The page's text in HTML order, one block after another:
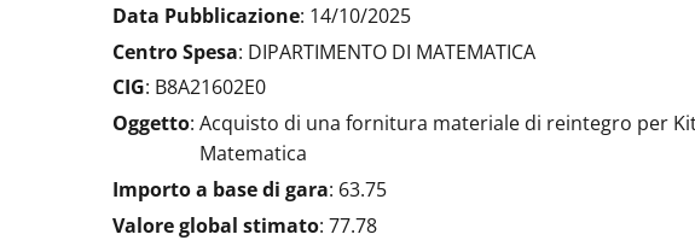
Data Pubblicazione: 14/10/2025
Centro Spesa: DIPARTIMENTO DI MATEMATICA
CIG: B8A21602E0
Oggetto: Acquisto di una fornitura materiale di reintegro per
Matematica
Importo a base di gara: 63.75
Valore global stimato: 77.78